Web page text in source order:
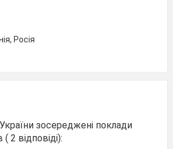
Росія
зосереджені поклади
( 2 відповіді):